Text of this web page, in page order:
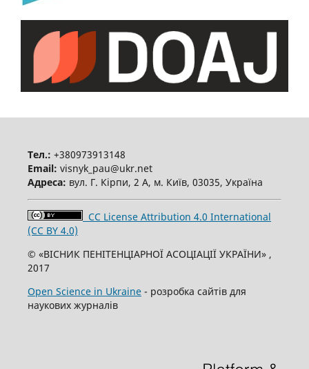
Тел.: +380973913148
Email: visnyk_pau@ukr.net
Адреса: вул. Г. Кірпи, 2 А, м. Київ, 03035, Україна
CC License Attribution 4.0 International
(CC BY 4.0)
© «ВІСНИК ПЕНІТЕНЦІАРНОЇ АСОЦІАЦІЇ УКРАЇНИ» ,
2017
Open Science in Ukraine- розробка сайтів для
наукових журналів